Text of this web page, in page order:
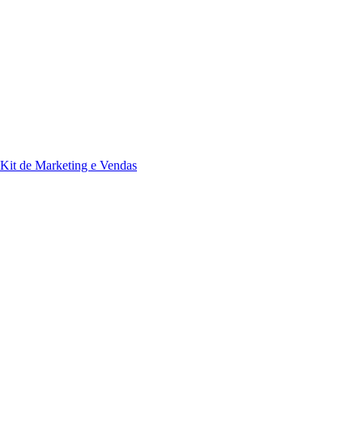
Kit de Marketing e Vendas